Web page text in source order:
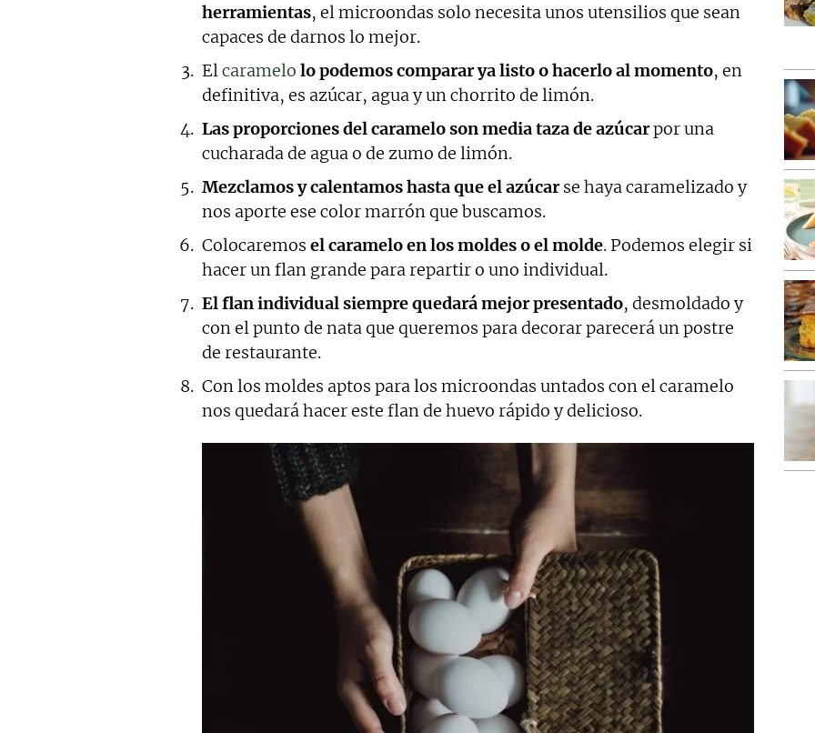
herramientas, el microondas solo necesita unos utensilios que sean
capaces de darnos lo mejor.
Elcaramelo lo podemos comparar ya listo o hacerlo al momento, en
definitiva, es azúcar, agua y un chorrito de limón.
Las proporciones del caramelo son media taza de azúcarpor una
cucharada de agua o de zumo de limón.
Mezclamos y calentamos hasta que el azúcarse haya caramelizado y
nos aporte ese color marrón que buscamos.
Colocaremos el caramelo en los moldes o el molde. Podemos elegir si
hacer un flan grande para repartir o uno individual.
El flan individual siempre quedará mejor presentado, desmoldado y
con el punto de nata que queremos para decorar parecerá un postre
de restaurante.
Con los moldes aptos para los microondas untados con el caramelo
nos quedará hacer este flan de huevo rápido y delicioso.